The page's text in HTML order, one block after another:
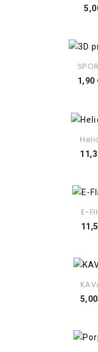
1,90
E-